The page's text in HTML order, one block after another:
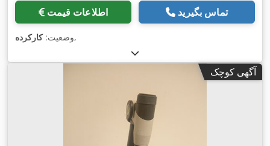
اطلاعات قیمت تماس بگیرید
وضعیت:کارکرده ,
آگهی کوچک